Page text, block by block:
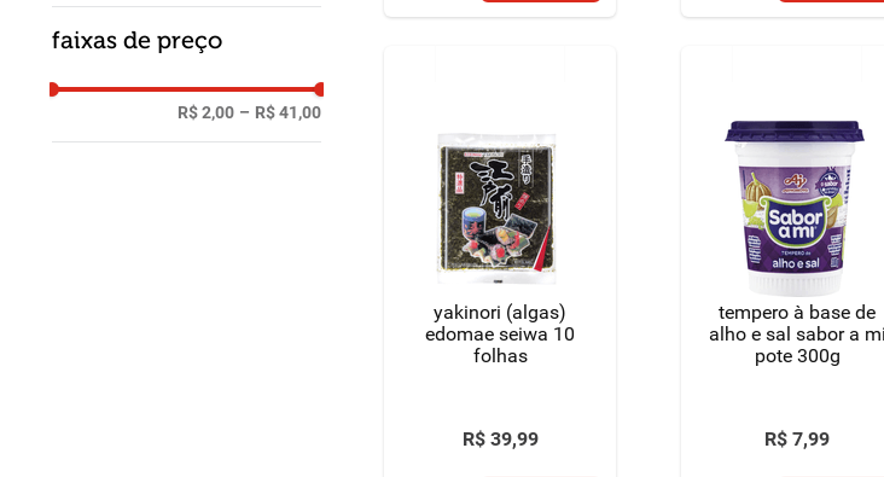
faixas de preço
R$ 2,00 – R$ 41,00
yakinori (algas)
edomae seiwa 10
folhas
R$ 39,99
tempero à base de
alho e sal sabor a mi
pote 300g
R$ 7,99